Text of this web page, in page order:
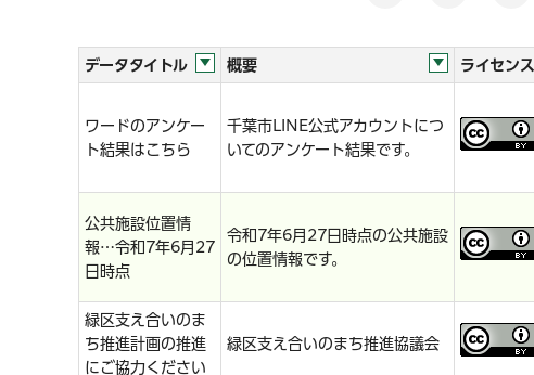
データタイトル 概要 ライセンス
ワードのアンケー
ト結果はこちら
千葉市LINE公式アカウントにつ
いてのアンケート結果です。
公共施設位置情
報…令和7年6月27
日時点
令和7年6月27日時点の公共施設
の位置情報です。
緑区支え合いのま
ち推進計画の推進
にご協力ください
緑区支え合いのまち推進協議会